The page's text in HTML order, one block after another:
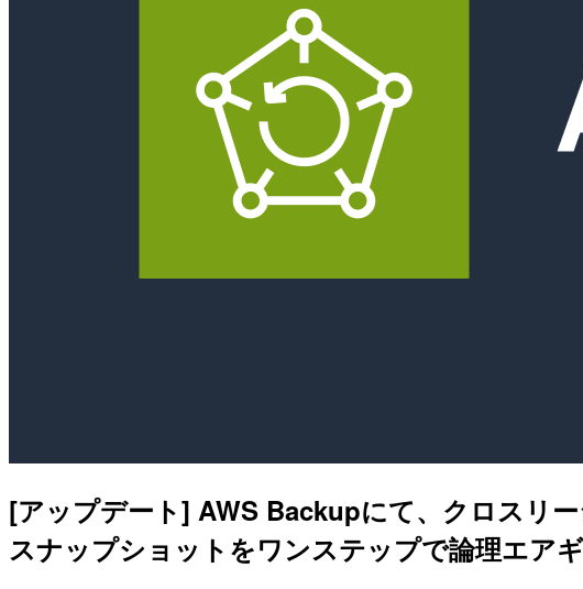
[アップデート] AWS Backupにて、クロスリ
スナップショットをワンステップで論理エア